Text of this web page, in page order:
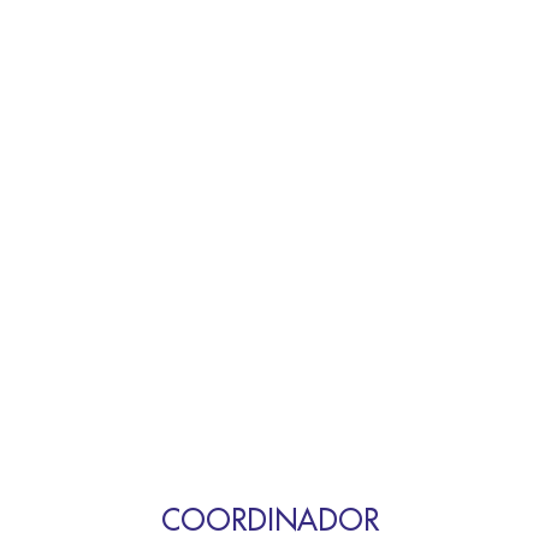
COORDINADOR